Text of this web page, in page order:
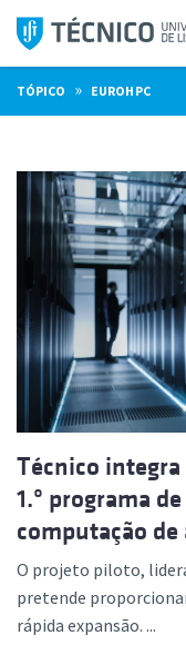
Saltar
para
o
conteúdo
TÓPICO » EUROHPC
Técnico
1.º programa
computação
O projeto piloto,
pretende
rápida expansão. ...